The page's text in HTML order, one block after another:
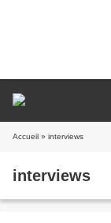
Accueil » interviews
interviews